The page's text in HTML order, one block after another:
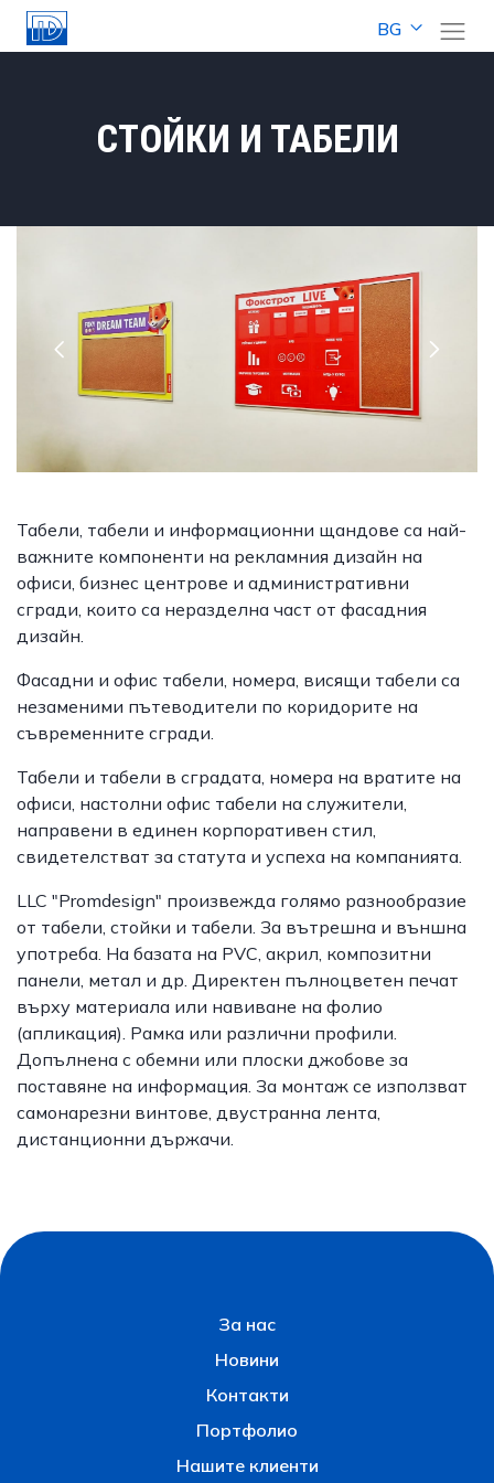
BG
СТОЙКИ И ТАБЕЛИ
Табели, табели и информационни щандове са най-
важните компоненти на рекламния дизайн на
офиси, бизнес центрове и административни
сгради, които са неразделна част от фасадния
дизайн.
Фасадни и офис табели, номера, висящи табели са
незаменими пътеводители по коридорите на
съвременните сгради.
Табели и табели в сградата, номера на вратите на
офиси, настолни офис табели на служители,
направени в единен корпоративен стил,
свидетелстват за статута и успеха на компанията.
LLC "Promdesign" произвежда голямо разнообразие
от табели, стойки и табели. За вътрешна и външна
употреба. На базата на PVC, акрил, композитни
панели, метал и др. Директен пълноцветен печат
върху материала или навиване на фолио
(апликация). Рамка или различни профили.
Допълнена с обемни или плоски джобове за
поставяне на информация. За монтаж се използват
самонарезни винтове, двустранна лента,
дистанционни държачи.
За нас
Новини
Контакти
Портфолио
Нашите клиенти